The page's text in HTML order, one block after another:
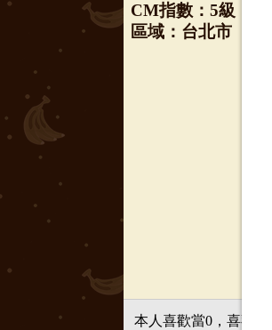
CM指數：5級
區域：台北市
本人喜歡當0，喜歡